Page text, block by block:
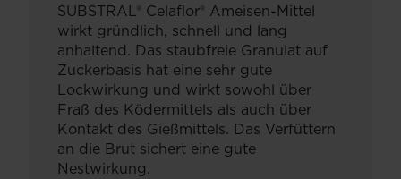
SUBSTRAL® Celaflor® Ameisen-Mittel
wirkt gründlich, schnell und lang
anhaltend. Das staubfreie Granulat auf
Zuckerbasis hat eine sehr gute
Lockwirkung und wirkt sowohl über
Fraß des Ködermittels als auch über
Kontakt des Gießmittels. Das Verfüttern
an die Brut sichert eine gute
Nestwirkung.